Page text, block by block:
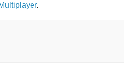
Multiplayer.